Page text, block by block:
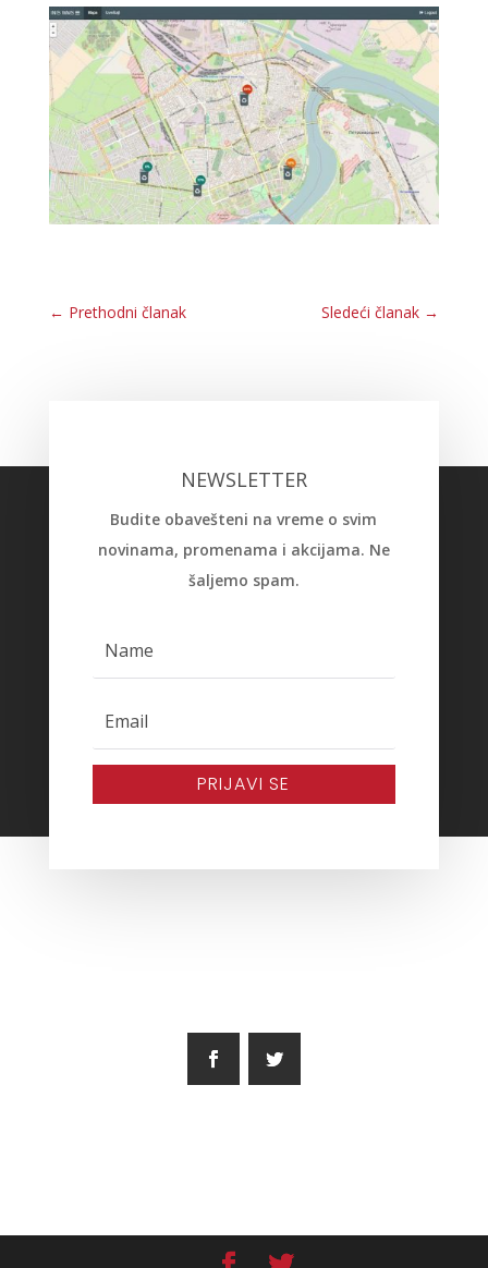
← Prethodni članak Sledeći članak →
NEWSLETTER
Budite obavešteni na vreme o svim
novinama, promenama i akcijama. Ne
šaljemo spam.
PRIJAVI SE